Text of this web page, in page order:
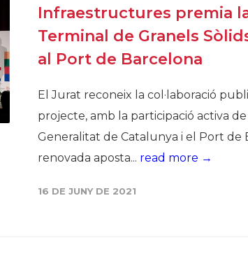
Infraestructures premia
Terminal de Granels
al Port de Barcelona
El Jurat reconeix la col·laboració
projecte, amb la participació activa
Generalitat de Catalunya i el Port de
renovada aposta... read more →
16 DE JUNY DE 2021